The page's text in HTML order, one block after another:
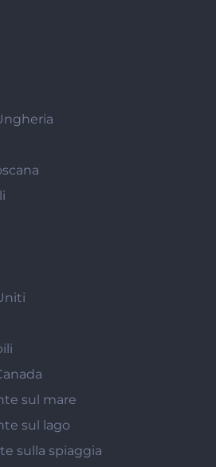
sul mare
sul lago
sulla spiaggia